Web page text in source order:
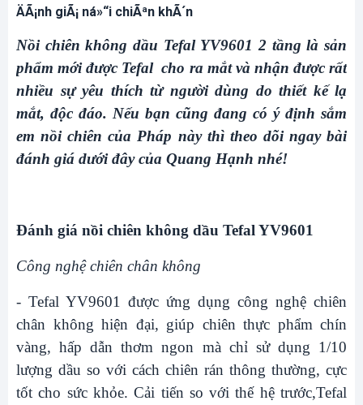
ÄÃ¡nh giÃ¡ ná»“i chiÃªn khÃ´n
Nồi chiên không dầu Tefal YV9601 2 tầng là sản
phẩm mới được Tefal cho ra mắt và nhận được rất
nhiều sự yêu thích từ người dùng do thiết kế lạ
mắt, độc đáo. Nếu bạn cũng đang có ý định sắm
em nồi chiên của Pháp này thì theo dõi ngay bài
đánh giá dưới đây của Quang Hạnh nhé!
Đánh giá nồi chiên không dầu Tefal YV9601
Công nghệ chiên chân không
- Tefal YV9601 được ứng dụng công nghệ chiên
chân không hiện đại, giúp chiên thực phẩm chín
vàng, hấp dẫn thơm ngon mà chỉ sử dụng 1/10
lượng dầu so với cách chiên rán thông thường, cực
tốt cho sức khỏe. Cải tiến so với thế hệ trước,Tefal